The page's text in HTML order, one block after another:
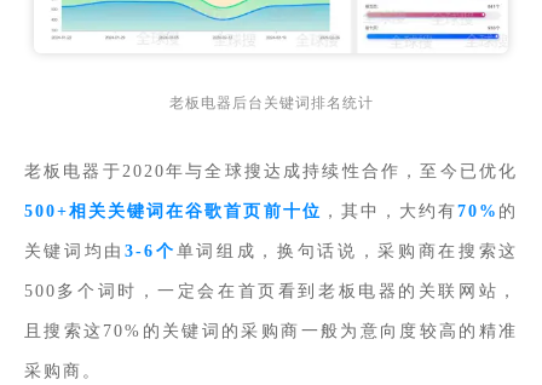
老板电器后台关键词排名统计
老板电器于2020年与全球搜达成持续性合作，至今已优化
500+相关关键词在谷歌首页前十位 ，其中，大约有70% 的
关键词均由3-6个 单词组成，换句话说，采购商在搜索这
500多个词时，一定会在首页看到老板电器的关联网站，
且搜索这70%的关键词的采购商一般为意向度较高的精准
采购商。